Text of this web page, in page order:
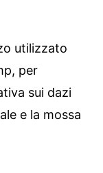
utilizzato
per
sui dazi
e la mossa